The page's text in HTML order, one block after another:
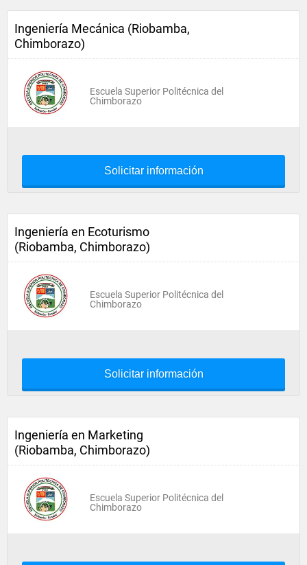
Ingeniería Mecánica (Riobamba,
Chimborazo)
Escuela Superior Politécnica del
Chimborazo
Solicitar información
Ingeniería en Ecoturismo
(Riobamba, Chimborazo)
Escuela Superior Politécnica del
Chimborazo
Solicitar información
Ingeniería en Marketing
(Riobamba, Chimborazo)
Escuela Superior Politécnica del
Chimborazo